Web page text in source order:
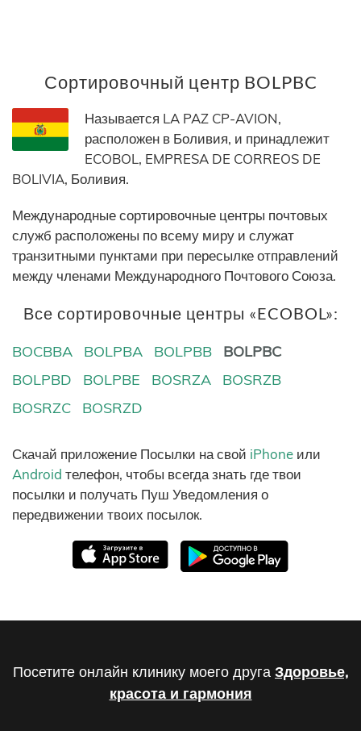
Сортировочный центр BOLPBC
Называется LA PAZ CP-AVION,
расположен в Боливия, и принадлежит
ECOBOL, EMPRESA DE CORREOS DE
BOLIVIA, Боливия.
Международные сортировочные центры почтовых
служб расположены по всему миру и служат
транзитными пунктами при пересылке отправлений
между членами Международного Почтового Союза.
Все сортировочные центры «ECOBOL»:
BOCBBA BOLPBA BOLPBB
BOLPBC
BOLPBD
BOLPBE BOSRZA
BOSRZB
BOSRZC
BOSRZD
Скачай приложение Посылки на свой iPhone или
Android телефон, чтобы всегда знать где твои
посылки и получать Пуш Уведомления о
передвижении твоих посылок.
Посетите онлайн клинику моего друга Здоровье,
красота и гармония